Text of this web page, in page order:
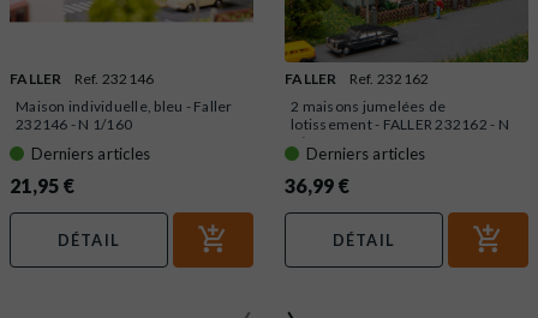
FALLER
Ref. 232146
Maison individuelle, bleu - Faller
232146 - N 1/160
Derniers articles
21,95 €
DÉTAIL
FALLER
Ref. 232162
2 maisons jumelées de
lotissement - FALLER 232162 - N
1/160
Derniers articles
36,99 €
DÉTAIL